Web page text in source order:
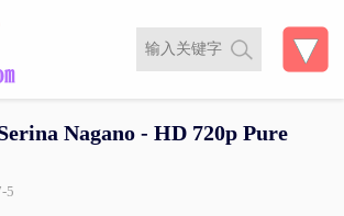
Nagano - HD 720p Pure
5